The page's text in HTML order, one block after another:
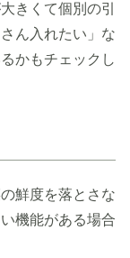
きくて個別の引
ん入れたい」な
かもチェックし
鮮度を落とさな
機能がある場合